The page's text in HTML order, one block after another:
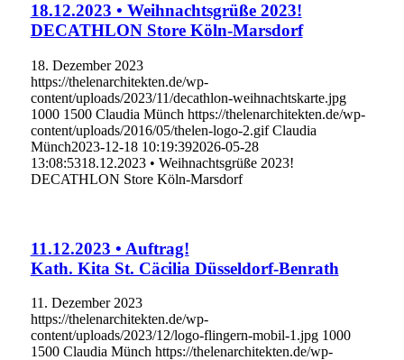
18.12.2023 • Weihnachtsgrüße 2023!
DECATHLON Store Köln-Marsdorf
18. Dezember 2023
https://thelenarchitekten.de/wp-
content/uploads/2023/11/decathlon-weihnachtskarte.jpg
1000 1500 Claudia Münch https://thelenarchitekten.de/wp-
content/uploads/2016/05/thelen-logo-2.gif Claudia
Münch2023-12-18 10:19:392026-05-28
13:08:5318.12.2023 • Weihnachtsgrüße 2023!
DECATHLON Store Köln-Marsdorf
11.12.2023 • Auftrag!
Kath. Kita St. Cäcilia Düsseldorf-Benrath
11. Dezember 2023
https://thelenarchitekten.de/wp-
content/uploads/2023/12/logo-flingern-mobil-1.jpg 1000
1500 Claudia Münch https://thelenarchitekten.de/wp-